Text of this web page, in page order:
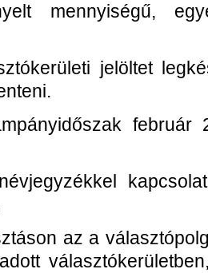
mennyiségű,
jelöltet
február
az a